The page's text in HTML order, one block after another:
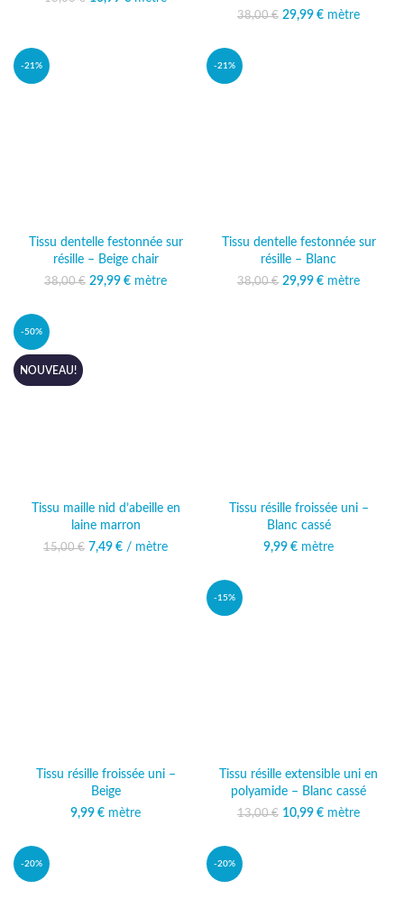
38,00€ Le prix initial était :
29,99 €
Le prix
mètre
-21%
Tissu dentelle festonnée sur
résille – Beige chair
38,00€ Le prix initial était :
29,99 €
Le prix
mètre
-21%
Tissu dentelle festonnée sur
résille – Blanc
38,00€ Le prix initial était :
29,99 €
Le prix
mètre
-50%
NOUVEAU!
Tissu maille nid d’abeille en
laine marron
15,00€ Le prix initial était :
7,49 € Le prix actuel
/ mètre
Tissu résille froissée uni –
Blanc cassé
9,99 € mètre
Tissu résille froissée uni –
Beige
9,99 € mètre
-15%
Tissu résille extensible uni en
polyamide – Blanc cassé
13,00€ Le prix initial était :
10,99 €
Le prix
mètre
-20% -20%